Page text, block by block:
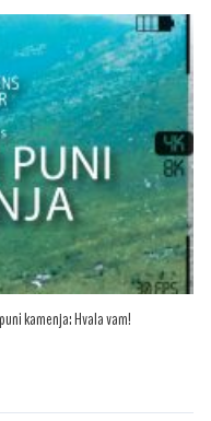
kamenja: Hvala vam!